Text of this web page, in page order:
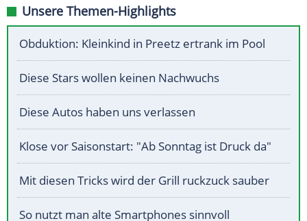
Unsere Themen-Highlights
Obduktion: Kleinkind in Preetz ertrank im Pool
Diese Stars wollen keinen Nachwuchs
Diese Autos haben uns verlassen
Klose vor Saisonstart: "Ab Sonntag ist Druck da"
Mit diesen Tricks wird der Grill ruckzuck sauber
So nutzt man alte Smartphones sinnvoll